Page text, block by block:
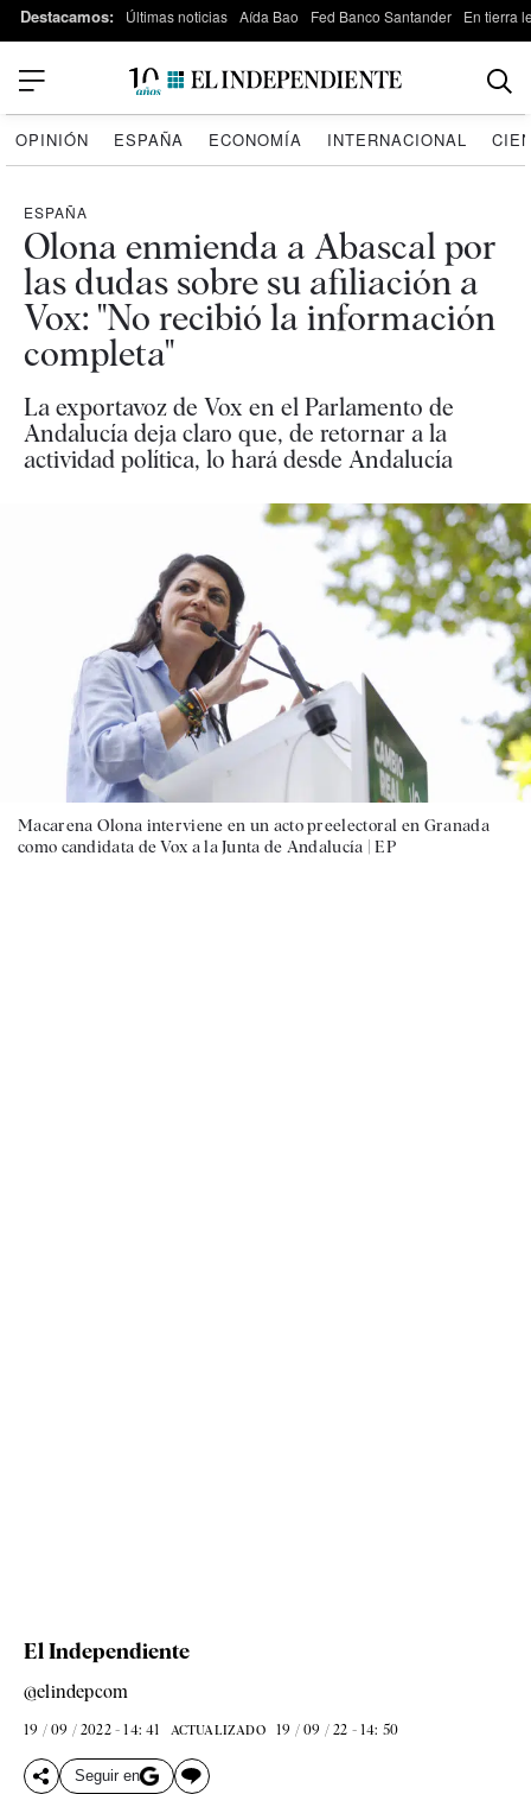
Destacamos: Últimas noticias Aída Bao Fed Banco Santander En tierra
OPINIÓN ESPAÑA ECONOMÍA INTERNACIONAL
ESPAÑA
Olona enmienda a Abascal por
las dudas sobre su afiliación a
Vox: "No recibió la información
completa"
La exportavoz de Vox en el Parlamento de
Andalucía deja claro que, de retornar a la
actividad política, lo hará desde Andalucía
Macarena Olona interviene en un acto preelectoral en Granada
como candidata de Vox a la Junta de Andalucía |EP
El Independiente
@elindepcom
19 / 09 / 2022 - 14: 41 ACTUALIZADO 19 / 09 / 22 - 14: 50
Seguir en